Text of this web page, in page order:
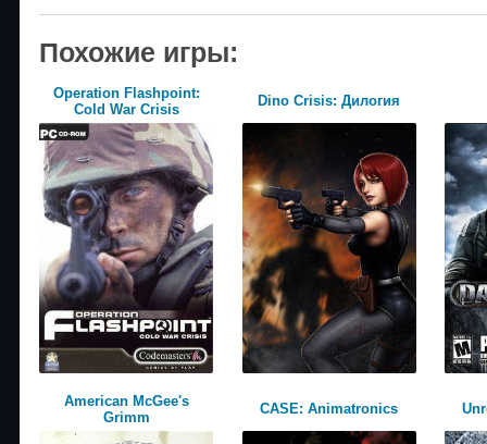
Похожие игры:
Operation Flashpoint:
Cold War Crisis
Dino Crisis: Дилогия
American McGee's
Grimm
CASE: Animatronics